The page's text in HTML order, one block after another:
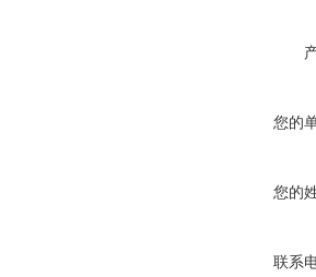
您的
您的
联系